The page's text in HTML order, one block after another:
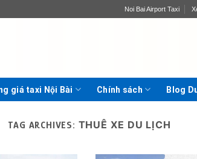
Noi Bai Airport Taxi
giá taxi Nội Bài Chính sách Blog
TAG ARCHIVES: THUÊ XE DU LỊCH